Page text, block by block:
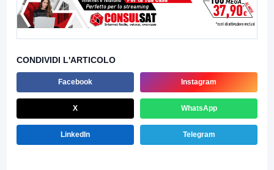
CONDIVIDI L'ARTICOLO
Facebook Instagram
X WhatsApp
LinkedIn Telegram